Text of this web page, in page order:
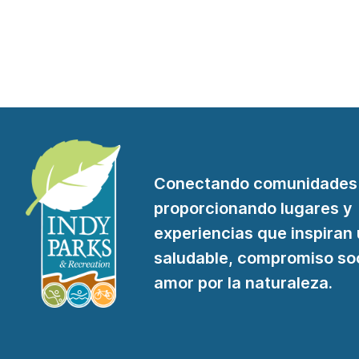
Conectando comunidades
proporcionando lugares y
experiencias que inspiran
saludable, compromiso
amor por la naturaleza.